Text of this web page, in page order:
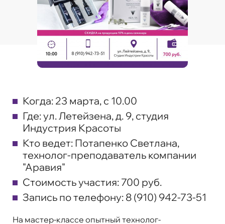
Когда: 23 марта, с 10.00
Где:ул. Летейзена, д. 9, студия
Индустрия Красоты
Кто ведет: Потапенко Светлана,
технолог-преподаватель компании
"Аравия"
Стоимость участия: 700 руб.
Запись по телефону: 8 (910) 942-73-51
На мастер-классе опытный технолог-